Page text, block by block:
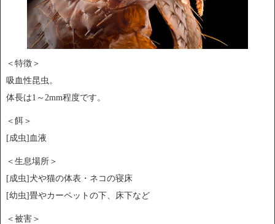
＜特徴＞
吸血性昆虫。
体長は1～2mm程度です。
＜餌＞
[成虫]血液
＜生息場所＞
[成虫]犬や猫の体表・ネコの寝床
[幼虫]畳やカーペットの下、床下など
＜被害＞